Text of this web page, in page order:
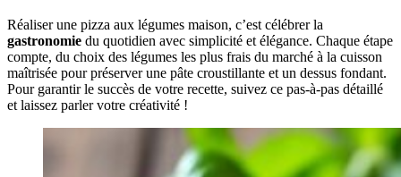
Réaliser une pizza aux légumes maison, c’est célébrer la
gastronomie du quotidien avec simplicité et élégance. Chaque étape
compte, du choix des légumes les plus frais du marché à la cuisson
maîtrisée pour préserver une pâte croustillante et un dessus fondant.
Pour garantir le succès de votre recette, suivez ce pas-à-pas détaillé
et laissez parler votre créativité !